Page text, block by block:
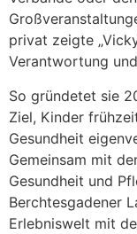
privat zeigte
Verantwortung
So gründetet sie
Ziel, Kinder
Gesundheit
Gemeinsam mit
Gesundheit und
Berchtesgadener
Erlebniswelt mit